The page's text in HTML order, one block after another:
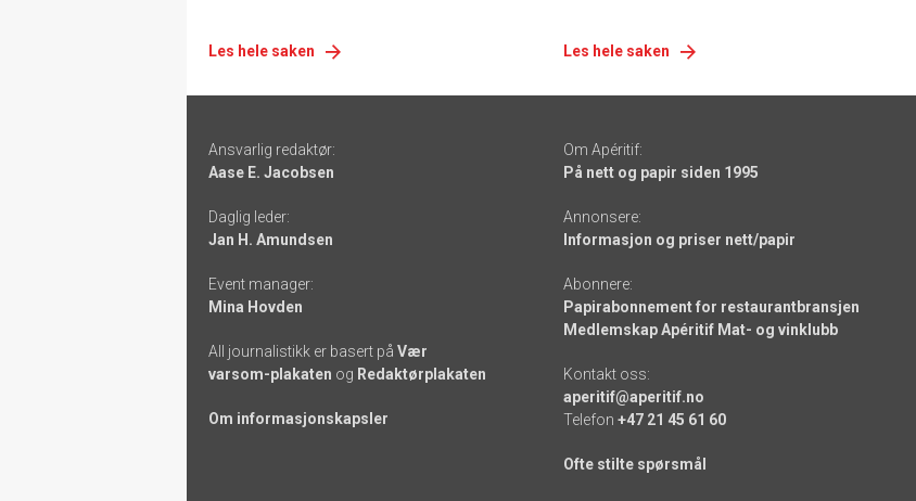
Les hele saken Les hele saken
-
links
Ansvarlig redaktør:
Aase E. Jacobsen
Daglig leder:
Jan H. Amundsen
Event manager:
Mina Hovden
All journalistikk er basert på Vær
varsom-plakaten og Redaktørplakaten
Om informasjonskapsler
Om Apéritif:
På nett og papir siden 1995
Annonsere:
Informasjon og priser nett/papir
Abonnere:
Papirabonnement for restaurantbransjen
Medlemskap Apéritif Mat- og vinklubb
Kontakt oss:
aperitif@aperitif.no
Telefon +47 21 45 61 60
Ofte stilte spørsmål